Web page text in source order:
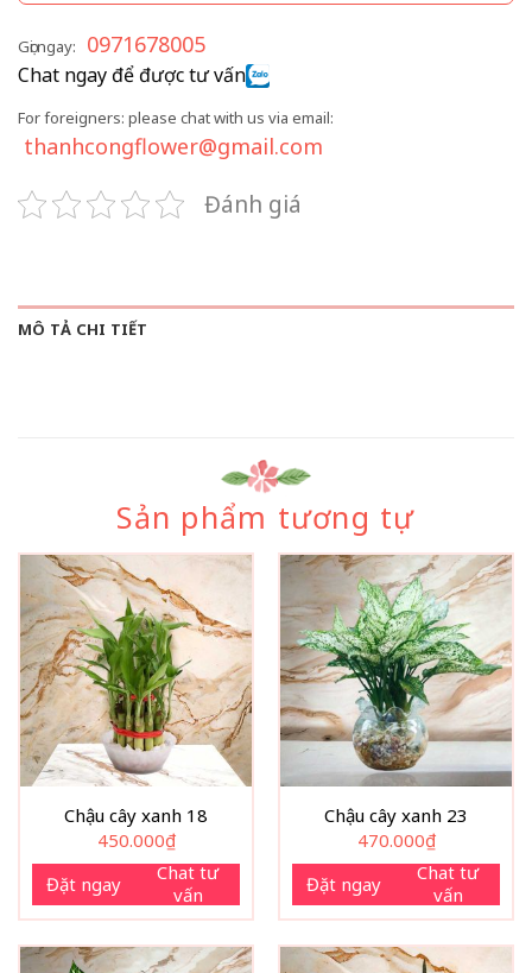
Gọi ngay: 0971678005
Chat ngay để được tư vấn
For foreigners: please chat with us via email:
thanhcongflower@gmail.com
Đánh giá
MÔ TẢ CHI TIẾT
Sản phẩm tương tự
Chậu cây xanh 18
450.000₫
Đặt ngay
Chat tư
vấn
Chậu cây xanh 23
470.000₫
Đặt ngay
Chat tư
vấn